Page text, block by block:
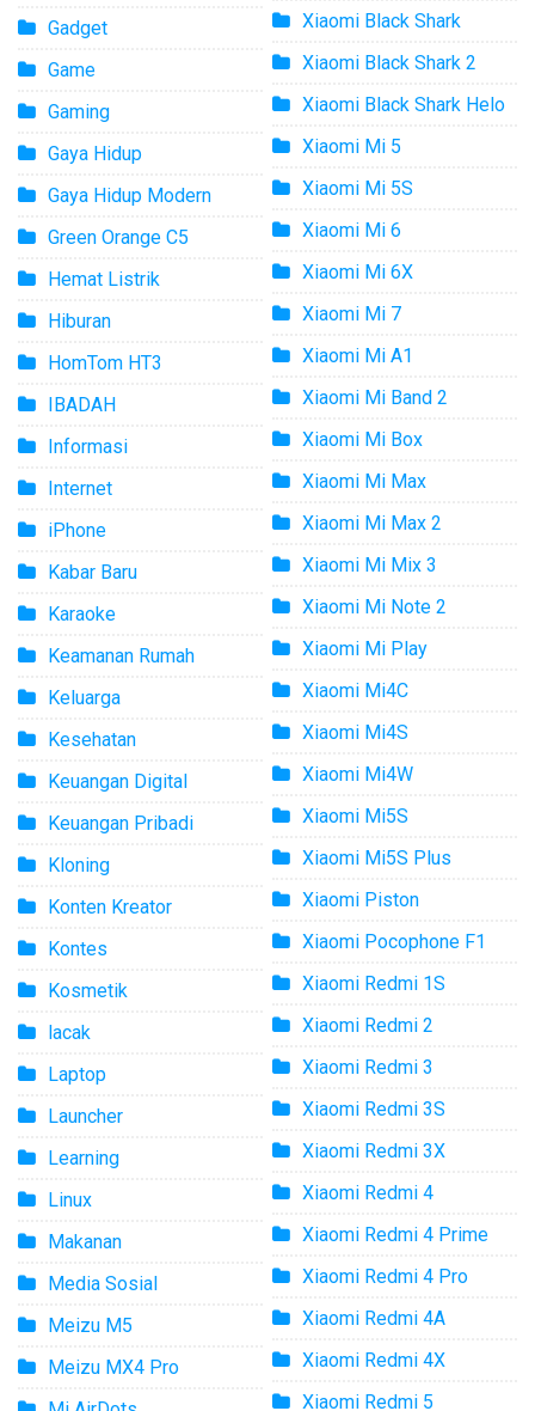
Gadget
Game
Gaming
Gaya Hidup
Gaya Hidup Modern
Green Orange C5
Hemat Listrik
Hiburan
HomTom HT3
IBADAH
Informasi
Internet
iPhone
Kabar Baru
Karaoke
Keamanan Rumah
Keluarga
Kesehatan
Keuangan Digital
Keuangan Pribadi
Kloning
Konten Kreator
Kontes
Kosmetik
lacak
Laptop
Launcher
Learning
Linux
Makanan
Media Sosial
Meizu M5
Meizu MX4 Pro
Xiaomi Black Shark
Xiaomi Black Shark 2
Xiaomi Black Shark Helo
Xiaomi Mi 5
Xiaomi Mi 5S
Xiaomi Mi 6
Xiaomi Mi 6X
Xiaomi Mi 7
Xiaomi Mi A1
Xiaomi Mi Band 2
Xiaomi Mi Box
Xiaomi Mi Max
Xiaomi Mi Max 2
Xiaomi Mi Mix 3
Xiaomi Mi Note 2
Xiaomi Mi Play
Xiaomi Mi4C
Xiaomi Mi4S
Xiaomi Mi4W
Xiaomi Mi5S
Xiaomi Mi5S Plus
Xiaomi Piston
Xiaomi Pocophone F1
Xiaomi Redmi 1S
Xiaomi Redmi 2
Xiaomi Redmi 3
Xiaomi Redmi 3S
Xiaomi Redmi 3X
Xiaomi Redmi 4
Xiaomi Redmi 4 Prime
Xiaomi Redmi 4 Pro
Xiaomi Redmi 4A
Xiaomi Redmi 4X
Xiaomi Redmi 5